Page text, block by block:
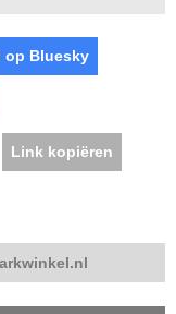
op Bluesky
Link kopiëren